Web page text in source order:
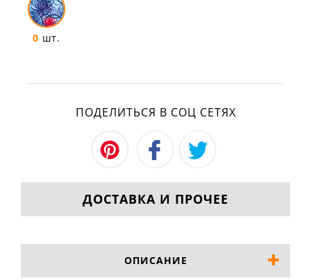
0 шт.
ПОДЕЛИТЬСЯ В СОЦ СЕТЯХ
ДОСТАВКА И ПРОЧЕЕ
ОПИСАНИЕ